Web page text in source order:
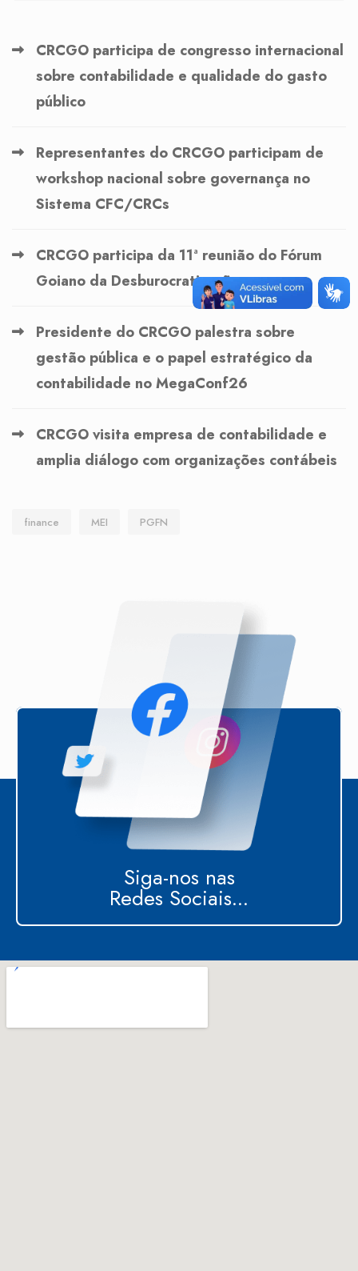
CRCGO participa de congresso internacional
sobre contabilidade e qualidade do gasto
público
Representantes do CRCGO participam de
workshop nacional sobre governança no
Sistema CFC/CRCs
CRCGO participa da 11ª reunião do Fórum
Goiano da Desburocratização
Presidente do CRCGO palestra sobre
gestão pública e o papel estratégico da
contabilidade no MegaConf26
CRCGO visita empresa de contabilidade e
amplia diálogo com organizações contábeis
finance MEI PGFN
Siga-nos nas
Redes Sociais...